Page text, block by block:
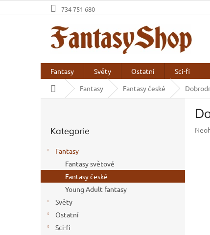
na
734 751 680
Fantasy Světy Ostatní Sci-fi
Domů
Fantasy Fantasy české
n
kategorie
Kategorie
Fantasy
Fantasy světové
Fantasy české
Young Adult fantasy
Světy
Ostatní
Sci-fi